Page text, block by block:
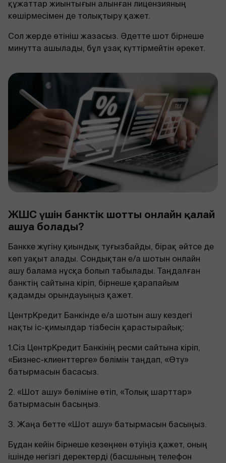
құжаттар жиынтығын алынған лицензияның
көшірмесімен де толықтыру қажет.
Сол жерде өтініш жазасыз. Әдетте шот бірнеше
минутта ашылады, бұл ұзақ күттірмейтін әрекет.
ЖШС үшін банктік шотты онлайн қалай
ашуға болады?
Банкке жүгіну қиындық туғызбайды, бірақ әйтсе де
көп уақыт алады. Сондықтан е/а шотын онлайн
ашу балама нұсқа болып табылады. Таңдалған
банктің сайтына кіріп, бірнеше қарапайым
қадамды орындауыңыз қажет.
ЦентрКредит Банкінде е/а шотын ашу кездегі
нақты іс-қимылдар тізбесін қарастырайық:
1.Сіз ЦентрКредит Банкінің ресми сайтына кіріп,
«Бизнес-клиенттерге» бөлімін таңдап, «Өту»
батырмасын басасыз.
2. «Шот ашу» бөліміне өтіп, «Толық шарттар»
батырмасын басыңыз.
3. Жаңа бетте «Шот ашу» батырмасын басыңыз.
Бұдан кейін бірнеше кезеңнен өтуіңіз қажет, оның
ішінде негізгі деректерді (басшының телефон